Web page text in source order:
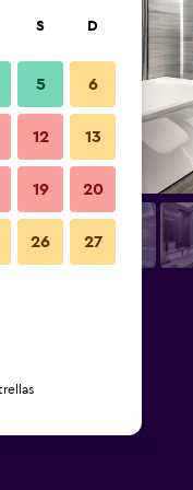
S D
5 6
12 13
19 20
26 27